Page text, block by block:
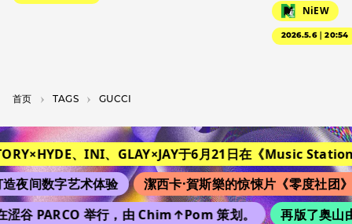
NiEW
2026.5.6｜20:54
首页 T­A­G­S GUCCI
、INI、GLAY×JAY于6月21日在《Music Station
间数字艺术体验
潔西卡·賀斯樂的惊悚片《零度社团》
谷 PARCO 举行，由 Chim↑Pom 策划。
再版了奥山